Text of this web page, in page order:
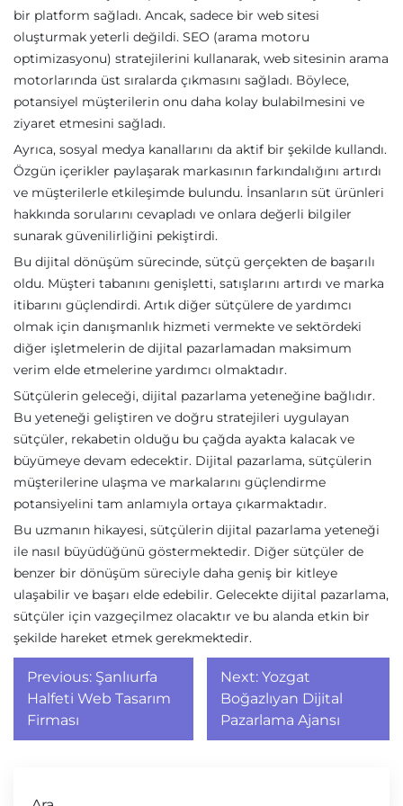
bir platform sağladı. Ancak, sadece bir web sitesi
oluşturmak yeterli değildi. SEO (arama motoru
optimizasyonu) stratejilerini kullanarak, web sitesinin arama
motorlarında üst sıralarda çıkmasını sağladı. Böylece,
potansiyel müşterilerin onu daha kolay bulabilmesini ve
ziyaret etmesini sağladı.
Ayrıca, sosyal medya kanallarını da aktif bir şekilde kullandı.
Özgün içerikler paylaşarak markasının farkındalığını artırdı
ve müşterilerle etkileşimde bulundu. İnsanların süt ürünleri
hakkında sorularını cevapladı ve onlara değerli bilgiler
sunarak güvenilirliğini pekiştirdi.
Bu dijital dönüşüm sürecinde, sütçü gerçekten de başarılı
oldu. Müşteri tabanını genişletti, satışlarını artırdı ve marka
itibarını güçlendirdi. Artık diğer sütçülere de yardımcı
olmak için danışmanlık hizmeti vermekte ve sektördeki
diğer işletmelerin de dijital pazarlamadan maksimum
verim elde etmelerine yardımcı olmaktadır.
Sütçülerin geleceği, dijital pazarlama yeteneğine bağlıdır.
Bu yeteneği geliştiren ve doğru stratejileri uygulayan
sütçüler, rekabetin olduğu bu çağda ayakta kalacak ve
büyümeye devam edecektir. Dijital pazarlama, sütçülerin
müşterilerine ulaşma ve markalarını güçlendirme
potansiyelini tam anlamıyla ortaya çıkarmaktadır.
Bu uzmanın hikayesi, sütçülerin dijital pazarlama yeteneği
ile nasıl büyüdüğünü göstermektedir. Diğer sütçüler de
benzer bir dönüşüm süreciyle daha geniş bir kitleye
ulaşabilir ve başarı elde edebilir. Gelecekte dijital pazarlama,
sütçüler için vazgeçilmez olacaktır ve bu alanda etkin bir
şekilde hareket etmek gerekmektedir.
Yazı
gezinmesi
Previous: Şanlıurfa
Halfeti Web Tasarım
Firması
Next: Yozgat
Boğazlıyan Dijital
Pazarlama Ajansı